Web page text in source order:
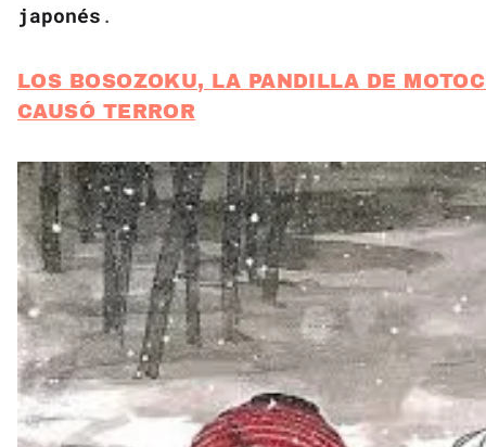
japonés .
LOS BOSOZOKU, LA PANDILLA DE
CAUSÓ TERROR